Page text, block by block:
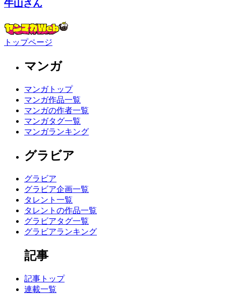
牛山さん
トップページ
マンガ
マンガトップ
マンガ作品一覧
マンガの作者一覧
マンガタグ一覧
マンガランキング
グラビア
グラビア
グラビア企画一覧
タレント一覧
タレントの作品一覧
グラビアタグ一覧
グラビアランキング
記事
記事トップ
連載一覧